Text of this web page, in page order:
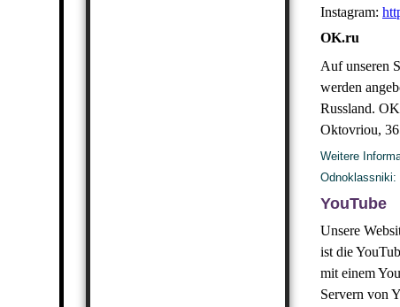
Instagram:
OK.ru
Auf unseren
werden
Russland.
Oktovriou,
Weitere
Odnoklassniki:
YouTube
Unsere
ist die
mit einem
Servern von